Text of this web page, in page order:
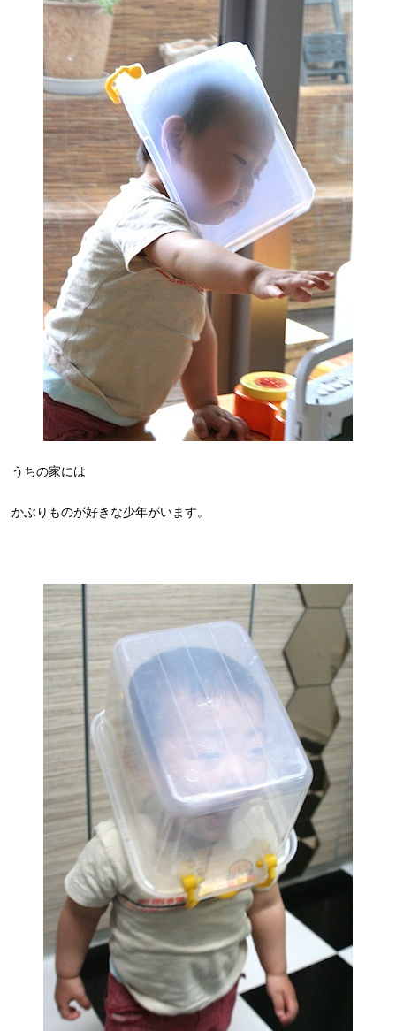
うちの家には
かぶりものが好きな少年がいます。